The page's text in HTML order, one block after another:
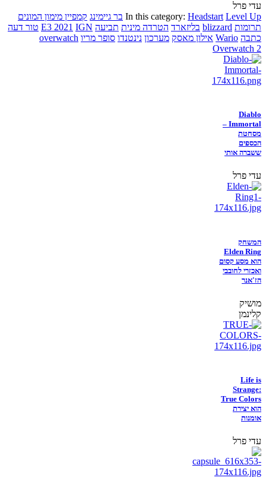
עדי פרל
In this category: Headstart Level Up בר גיימינג קמפיין מימון המונים
תרומות blizzard בליזארד הטרדה מינית תביעה E3 2021 IGN
טור דעה
כתבה Wario אילון מאסק מערכון נינטנדו סופר מריו overwatch
Overwatch 2
Diablo
Immortal –
מסחטת
הכספים
ששברה אותי
עדי פרל
המשחק
Elden Ring
הוא מסע קסום
ואכזרי לחובבי
הז'אנר
מושיק
קלינמן
Life is
Strange:
True Colors
הוא יצירת
אומנות
עדי פרל